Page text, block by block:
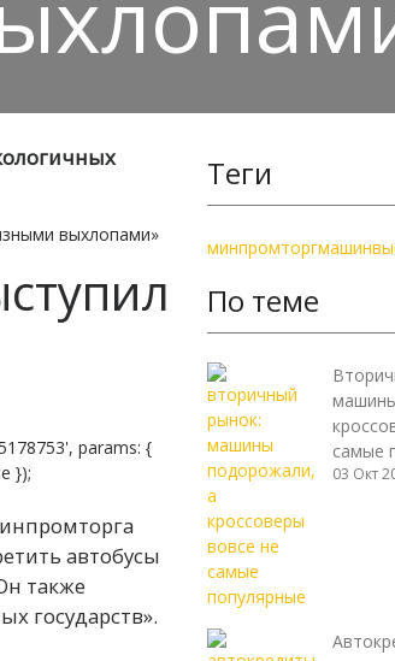
выхлопами»
params: {
});
автобусы
также
государств».
Теги
минпромторгмашин
По теме
самые
03 Окт